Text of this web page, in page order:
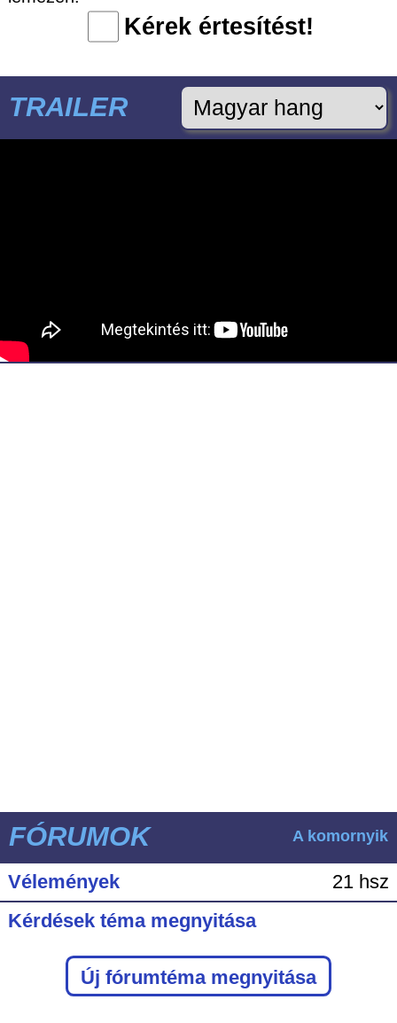
Kérek értesítést!
TRAILER
FÓRUMOK A komornyik
Vélemények
21 hsz
Kérdések téma megnyitása
Új fórumtéma megnyitása